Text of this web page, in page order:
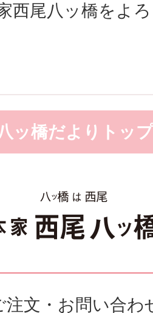
西尾八ッ橋をよ
ッ橋だよりトッ
注文・お問い合わ